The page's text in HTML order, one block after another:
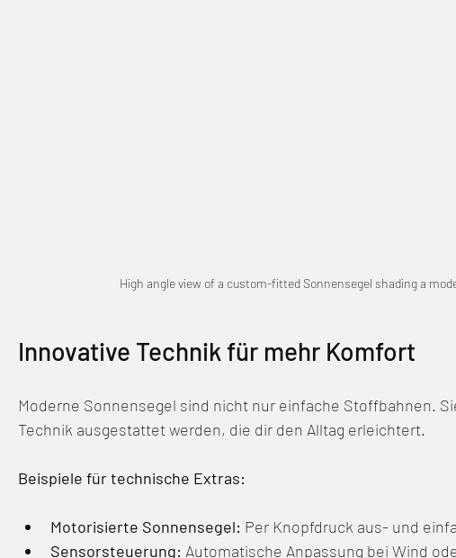
High angle view of a custom-fitted Sonnensegel shading a
Innovative Technik für mehr Komfort
Moderne Sonnensegel sind nicht nur einfache Stoffbahnen.
Technik ausgestattet werden, die dir den Alltag erleichtert.
Beispiele für technische Extras:
Motorisierte Sonnensegel: Per Knopfdruck aus- und
Sensorsteuerung: Automatische Anpassung bei Wind